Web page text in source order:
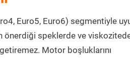
Euro5, Euro6) segmentiyle
önerdiği speklerde ve
Motor boşluklarını